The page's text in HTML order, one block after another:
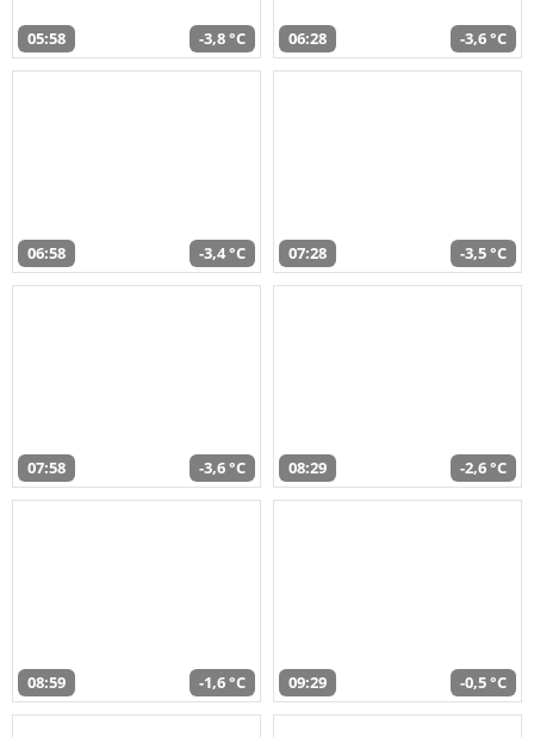
05:58 -3,8 °C 06:28 -3,6 °C
06:58 -3,4 °C 07:28 -3,5 °C
07:58 -3,6 °C 08:29 -2,6 °C
08:59 -1,6 °C 09:29 -0,5 °C